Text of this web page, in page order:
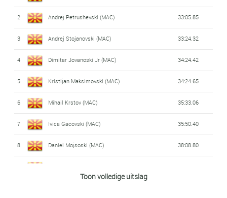
2 Andrej Petrushevski (MAC) 33:05.85
3 Andrej Stojanovski (MAC) 33:24.32
4 Dimitar Jovanoski Jr (MAC) 34:24.42
5 Kristijan Maksimovski (MAC) 34:24.65
6 Mihail Krstov (MAC) 35:33.06
7 Ivica Gacovski (MAC) 35:50.40
8 Daniel Mojsoski (MAC) 38:08.80
Toon volledige uitslag